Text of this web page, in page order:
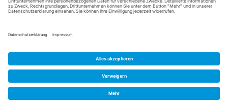
© 2023 Schuh-Keller KG | Wredestraße 10 | D-67059
Ludwigshafen/Rhein | info@schuh-keller.de | Tel. 0621/405401-10